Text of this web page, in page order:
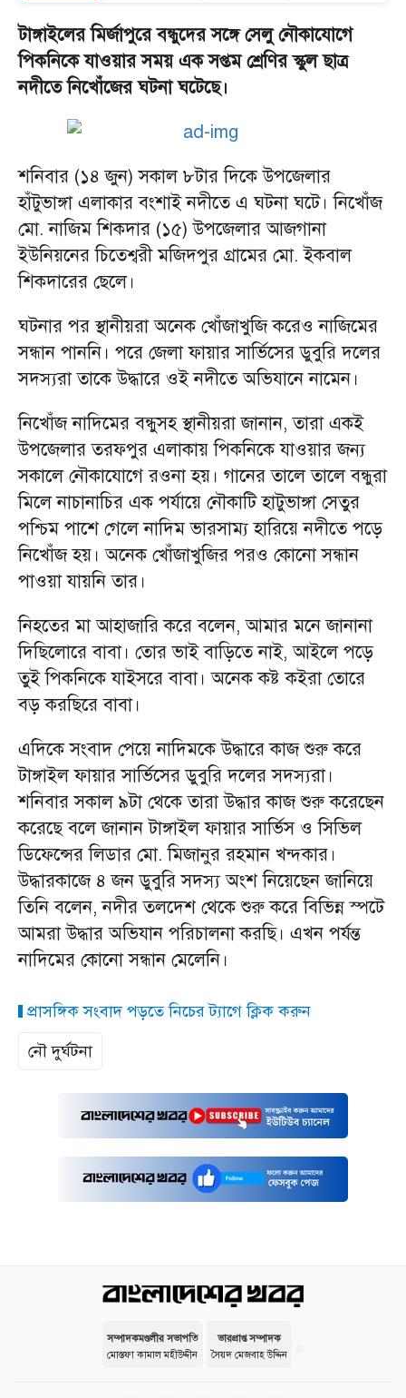
টাঙ্গাইলের মির্জাপুরে বন্ধুদের সঙ্গে সেলু নৌকাযোগে
পিকনিকে যাওয়ার সময় এক সপ্তম শ্রেণির স্কুল ছাত্র
নদীতে নিখোঁজের ঘটনা ঘটেছে।
শনিবার (১৪ জুন) সকাল ৮টার দিকে উপজেলার
হাঁটুভাঙ্গা এলাকার বংশাই নদীতে এ ঘটনা ঘটে। নিখোঁজ
মো. নাজিম শিকদার (১৫) উপজেলার আজগানা
ইউনিয়নের চিতেশ্বরী মজিদপুর গ্রামের মো. ইকবাল
শিকদারের ছেলে।
ঘটনার পর স্থানীয়রা অনেক খোঁজাখুজি করেও নাজিমের
সন্ধান পাননি। পরে জেলা ফায়ার সার্ভিসের ডুবুরি দলের
সদস্যরা তাকে উদ্ধারে ওই নদীতে অভিযানে নামেন।
নিখোঁজ নাদিমের বন্ধুসহ স্থানীয়রা জানান, তারা একই
উপজেলার তরফপুর এলাকায় পিকনিকে যাওয়ার জন্য
সকালে নৌকাযোগে রওনা হয়। গানের তালে তালে বন্ধুরা
মিলে নাচানাচির এক পর্যায়ে নৌকাটি হাটুভাঙ্গা সেতুর
পশ্চিম পাশে গেলে নাদিম ভারসাম্য হারিয়ে নদীতে পড়ে
নিখোঁজ হয়। অনেক খোঁজাখুজির পরও কোনো সন্ধান
পাওয়া যায়নি তার।
নিহতের মা আহাজারি করে বলেন, আমার মনে জানানা
দিছিলোরে বাবা। তোর ভাই বাড়িতে নাই, আইলে পড়ে
তুই পিকনিকে যাইসরে বাবা। অনেক কষ্ট কইরা তোরে
বড় করছিরে বাবা।
এদিকে সংবাদ পেয়ে নাদিমকে উদ্ধারে কাজ শুরু করে
টাঙ্গাইল ফায়ার সার্ভিসের ডুবুরি দলের সদস্যরা।
শনিবার সকাল ৯টা থেকে তারা উদ্ধার কাজ শুরু করেছেন
করেছে বলে জানান টাঙ্গাইল ফায়ার সার্ভিস ও সিভিল
ডিফেন্সের লিডার মো. মিজানুর রহমান খন্দকার।
উদ্ধারকাজে ৪ জন ডুবুরি সদস্য অংশ নিয়েছেন জানিয়ে
তিনি বলেন, নদীর তলদেশ থেকে শুরু করে বিভিন্ন স্পটে
আমরা উদ্ধার অভিযান পরিচালনা করছি। এখন পর্যন্ত
নাদিমের কোনো সন্ধান মেলেনি।
প্রাসঙ্গিক সংবাদ পড়তে নিচের ট্যাগে ক্লিক করুন
নৌ দুর্ঘটনা
সম্পাদকমণ্ডলীর সভাপতি
মোস্তফা কামাল মহীউদ্দীন
ভারপ্রাপ্ত সম্পাদক
সৈয়দ মেজবাহ উদ্দিন